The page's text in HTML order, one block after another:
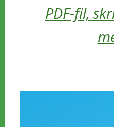
PDF-fil,